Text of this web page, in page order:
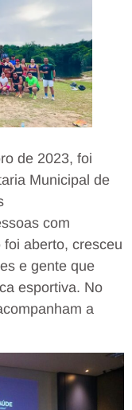
de 2023, foi
Municipal de
com
aberto, cresceu
e gente que
esportiva. No
a